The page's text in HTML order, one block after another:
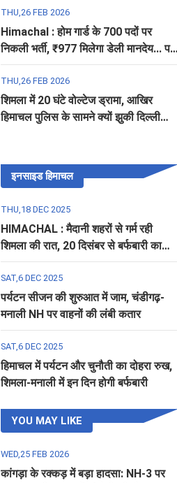
THU,26 FEB 2026
Himachal : होम गार्ड के 700 पदों पर
निकली भर्ती, ₹977 मिलेगा डेली मानदेय... पढ़ें
पूरी डिटेल
THU,26 FEB 2026
शिमला में 20 घंटे वोल्टेज ड्रामा, आखिर
हिमाचल पुलिस के सामने क्यों झुकी दिल्ली
इनसाइड हिमाचल
THU,18 DEC 2025
HIMACHAL : मैदानी शहरों से गर्म रही
शिमला की रात, 20 दिसंबर से बर्फबारी का
अलर्ट
SAT,6 DEC 2025
पर्यटन सीजन की शुरुआत में जाम, चंडीगढ़-
मनाली NH पर वाहनों की लंबी कतार
SAT,6 DEC 2025
हिमाचल में पर्यटन और चुनौती का दोहरा रुख,
शिमला-मनाली में इन दिन होगी बर्फबारी
YOU MAY LIKE
WED,25 FEB 2026
कांगड़ा के रक्कड़ में बड़ा हादसा: NH-3 पर